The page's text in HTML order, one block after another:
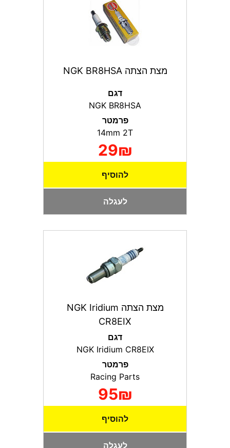
מצת הצתה NGK BR8HSA
דגם
NGK BR8HSA
פרמטר
29₪
להוסיף
לעגלה
מצת הצתה NGK Iridium
CR8EIX
דגם
NGK Iridium CR8EIX
פרמטר
95₪
להוסיף
לעגלה